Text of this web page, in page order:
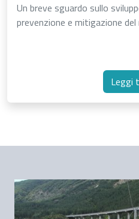
Un breve sguardo sullo
prevenzione e mitigazione
Leggi